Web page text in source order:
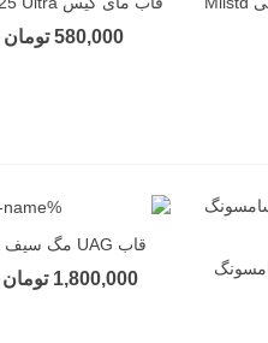
580,000 تومان
نمایش سریع قاب UAG مگ سیف S25 Ultra ضد ضربه
1,800,000 تومان